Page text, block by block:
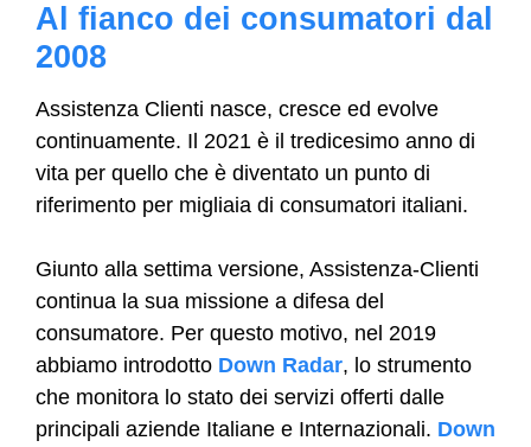
Al fianco dei consumatori dal
2008
Assistenza Clienti nasce, cresce ed evolve
continuamente. Il 2021 è il tredicesimo anno di
vita per quello che è diventato un punto di
riferimento per migliaia di consumatori italiani.
Giunto alla settima versione, Assistenza-Clienti
continua la sua missione a difesa del
consumatore. Per questo motivo, nel 2019
abbiamo introdotto Down Radar, lo strumento
che monitora lo stato dei servizi offerti dalle
principali aziende Italiane e Internazionali. Down